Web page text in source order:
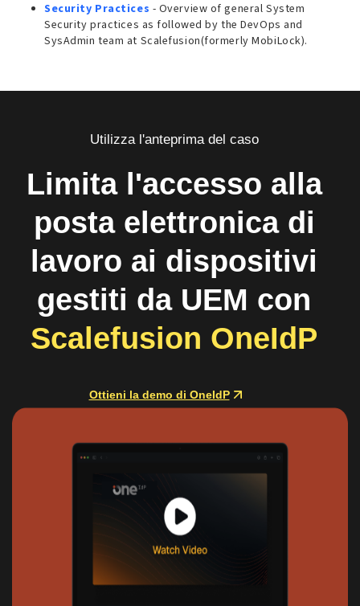
Security Practices - Overview of general System
Security practices as followed by the DevOps and
SysAdmin team at Scalefusion(formerly MobiLock).
Utilizza l'anteprima del caso
Limita l'accesso alla
posta elettronica di
lavoro ai dispositivi
gestiti da UEM con
Scalefusion OneIdP
Ottieni la demo di OneIdP